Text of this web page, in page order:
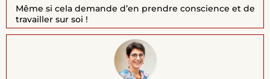
Même si cela demande d’en prendre conscience et de
travailler sur soi !